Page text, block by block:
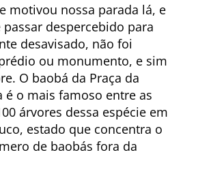
motivou nossa parada lá, e
passar despercebido para
desavisado, não foi
ou monumento, e sim
O baobá da Praça da
é o mais famoso entre as
árvores dessa espécie em
estado que concentra o
de baobás fora da